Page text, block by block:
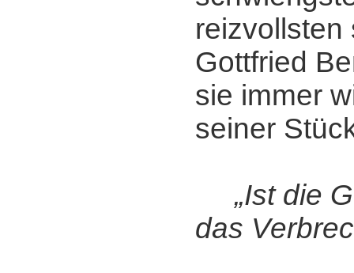
reizvollsten
Gottfried
sie immer
seiner
„Ist die
das